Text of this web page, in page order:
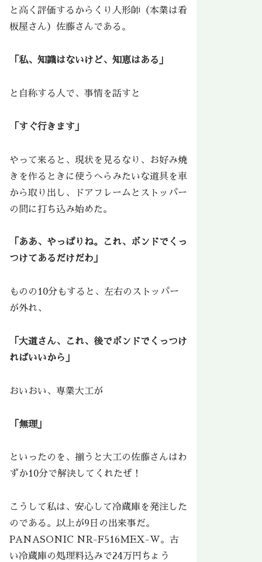
と高く評価するからくり人形師（本業は看
板屋さん）佐藤さんである。
「私、知識はないけど、知恵はある」
と自称する人で、事情を話すと
「すぐ行きます」
やって来ると、現状を見るなり、お好み焼
きを作るときに使うへらみたいな道具を車
から取り出し、ドアフレームとストッパー
の間に打ち込み始めた。
「ああ、やっぱりね。これ、ボンドでくっ
つけてあるだけだわ」
ものの10分もすると、左右のストッパー
が外れ、
「大道さん、これ、後でボンドでくっつけ
ればいいから」
おいおい、専業大工が
「無理」
といったのを、揃うと大工の佐藤さんはわ
ずか10分で解決してくれたぜ！
こうして私は、安心して冷蔵庫を発注した
のである。以上が9日の出来事だ。
PANASONIC NR-F516MEX-W。古
い冷蔵庫の処理料込みで24万円ちょう